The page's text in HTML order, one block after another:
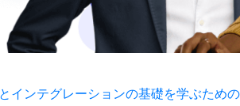
インテグレーションの基礎を学ぶため